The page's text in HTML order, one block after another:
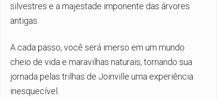
silvestres e a majestade imponente das árvores
antigas.
A cada passo, você será imerso em um mundo
cheio de vida e maravilhas naturais, tornando sua
jornada pelas trilhas de Joinville uma experiência
inesquecível.